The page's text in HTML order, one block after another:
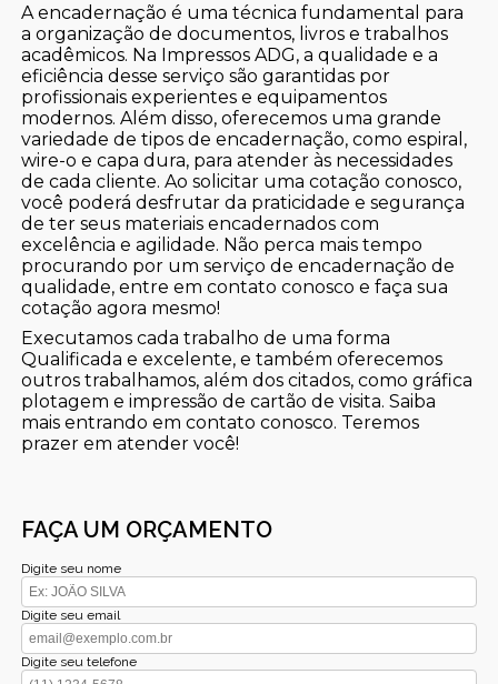
A encadernação é uma técnica fundamental para
a organização de documentos, livros e trabalhos
acadêmicos. Na Impressos ADG, a qualidade e a
eficiência desse serviço são garantidas por
profissionais experientes e equipamentos
modernos. Além disso, oferecemos uma grande
variedade de tipos de encadernação, como espiral,
wire-o e capa dura, para atender às necessidades
de cada cliente. Ao solicitar uma cotação conosco,
você poderá desfrutar da praticidade e segurança
de ter seus materiais encadernados com
excelência e agilidade. Não perca mais tempo
procurando por um serviço de encadernação de
qualidade, entre em contato conosco e faça sua
cotação agora mesmo!
Executamos cada trabalho de uma forma
Qualificada e excelente, e também oferecemos
outros trabalhamos, além dos citados, como gráfica
plotagem e impressão de cartão de visita. Saiba
mais entrando em contato conosco. Teremos
prazer em atender você!
FAÇA UM ORÇAMENTO
Digite seu nome
Digite seu email
Digite seu telefone